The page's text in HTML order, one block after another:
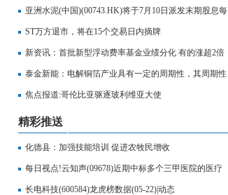
演绎长江生态画卷
亚洲水泥(中国)(00743.HK)将于7月10日派发末期股息每
股0.03元
ST万方退市，将在15个交易日内摘牌
新资讯：首批新型浮动费率基金业绩分化 有的涨超2倍
有的仍在亏损
泰金新能：电解铜箔产业具有一定的周期性，其周期性
也传导至电解铜箔装备行业
焦点报道:哥伦比亚驱逐玻利维亚大使
精彩推送
化德县：加强技能培训 促进农牧民增收
每日视点!云知声(09678)近期中标多个三甲医院的医疗
大模型项目
长电科技(600584)龙虎榜数据(05-22)|动态